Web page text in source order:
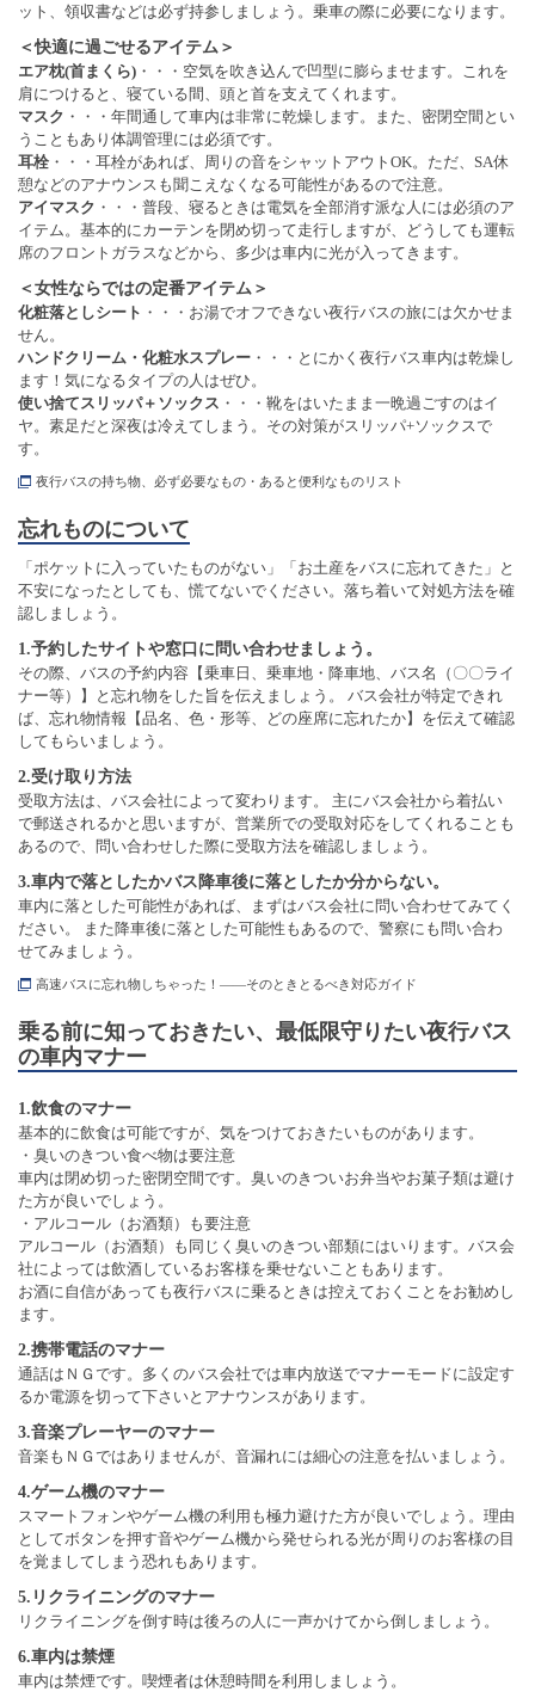
ット、領収書などは必ず持参しましょう。乗車の際に必要になります。
＜快適に過ごせるアイテム＞
エア枕(首まくら) ・・・空気を吹き込んで凹型に膨らませます。これを
肩につけると、寝ている間、頭と首を支えてくれます。
マスク ・・・年間通して車内は非常に乾燥します。また、密閉空間とい
うこともあり体調管理には必須です。
耳栓 ・・・耳栓があれば、周りの音をシャットアウトOK。ただ、SA休
憩などのアナウンスも聞こえなくなる可能性があるので注意。
アイマスク ・・・普段、寝るときは電気を全部消す派な人には必須のア
イテム。基本的にカーテンを閉め切って走行しますが、どうしても運転
席のフロントガラスなどから、多少は車内に光が入ってきます。
＜女性ならではの定番アイテム＞
化粧落としシート ・・・お湯でオフできない夜行バスの旅には欠かせま
せん。
ハンドクリーム・化粧水スプレー ・・・とにかく夜行バス車内は乾燥し
ます！気になるタイプの人はぜひ。
使い捨てスリッパ＋ソックス ・・・靴をはいたまま一晩過ごすのはイ
ヤ。素足だと深夜は冷えてしまう。その対策がスリッパ+ソックスで
す。
夜行バスの持ち物、必ず必要なもの・あると便利なものリスト
忘れものについて
「ポケットに入っていたものがない」「お土産をバスに忘れてきた」と
不安になったとしても、慌てないでください。落ち着いて対処方法を確
認しましょう。
1.予約したサイトや窓口に問い合わせましょう。
その際、バスの予約内容【乗車日、乗車地・降車地、バス名（〇〇ライ
ナー等）】と忘れ物をした旨を伝えましょう。 バス会社が特定できれ
ば、忘れ物情報【品名、色・形等、どの座席に忘れたか】を伝えて確認
してもらいましょう。
2.受け取り方法
受取方法は、バス会社によって変わります。 主にバス会社から着払い
で郵送されるかと思いますが、営業所での受取対応をしてくれることも
あるので、問い合わせした際に受取方法を確認しましょう。
3.車内で落としたかバス降車後に落としたか分からない。
車内に落とした可能性があれば、まずはバス会社に問い合わせてみてく
ださい。 また降車後に落とした可能性もあるので、警察にも問い合わ
せてみましょう。
高速バスに忘れ物しちゃった！――そのときとるべき対応ガイド
乗る前に知っておきたい、最低限守りたい夜行バス
の車内マナー
1.飲食のマナー
基本的に飲食は可能ですが、気をつけておきたいものがあります。
・臭いのきつい食べ物は要注意
車内は閉め切った密閉空間です。臭いのきついお弁当やお菓子類は避け
た方が良いでしょう。
・アルコール（お酒類）も要注意
アルコール（お酒類）も同じく臭いのきつい部類にはいります。バス会
社によっては飲酒しているお客様を乗せないこともあります。
お酒に自信があっても夜行バスに乗るときは控えておくことをお勧めし
ます。
2.携帯電話のマナー
通話はＮＧです。多くのバス会社では車内放送でマナーモードに設定す
るか電源を切って下さいとアナウンスがあります。
3.音楽プレーヤーのマナー
音楽もＮＧではありませんが、音漏れには細心の注意を払いましょう。
4.ゲーム機のマナー
スマートフォンやゲーム機の利用も極力避けた方が良いでしょう。理由
としてボタンを押す音やゲーム機から発せられる光が周りのお客様の目
を覚ましてしまう恐れもあります。
5.リクライニングのマナー
リクライニングを倒す時は後ろの人に一声かけてから倒しましょう。
6.車内は禁煙
車内は禁煙です。喫煙者は休憩時間を利用しましょう。